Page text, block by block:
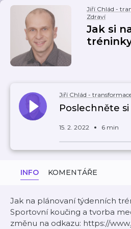
Jiří Chlád -
Zdraví
Jak si
Jiří Chlád -
Poslechněte
15. 2. 2022 6 min
INFO KOMENTÁŘE
Jak na plánovaní týdenních
Sportovní koučing a tvorba
změnu na odkazu: https://